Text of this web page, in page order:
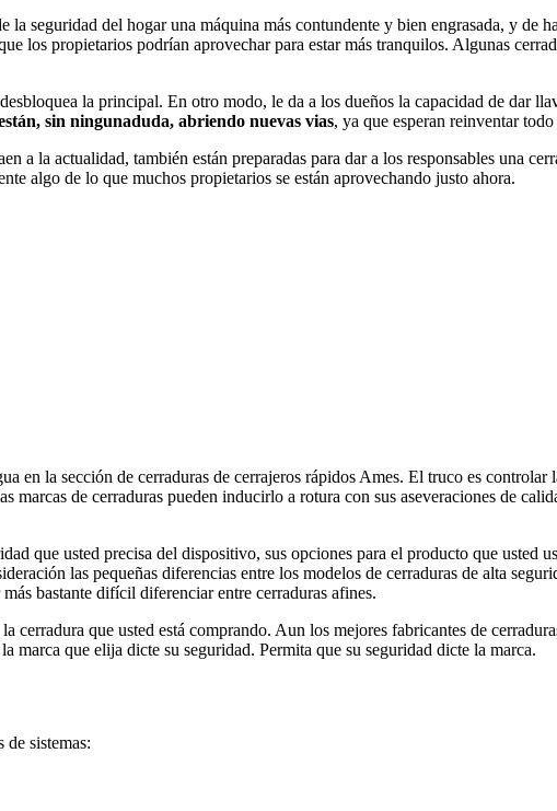
la seguridad del hogar una máquina más contundente y bien engrasada, y de
los propietarios podrían aprovechar para estar más tranquilos. Algunas
la principal. En otro modo, le da a los dueños la capacidad de dar
sin ningunaduda, abriendo nuevas vias, ya que esperan reinventar
a la actualidad, también están preparadas para dar a los responsables una
algo de lo que muchos propietarios se están aprovechando justo ahora.
en la sección de cerraduras de cerrajeros rápidos Ames. El truco es
marcas de cerraduras pueden inducirlo a rotura con sus aseveraciones de
que usted precisa del dispositivo, sus opciones para el producto que usted
las pequeñas diferencias entre los modelos de cerraduras de alta
bastante difícil diferenciar entre cerraduras afines.
cerradura que usted está comprando. Aun los mejores fabricantes de
marca que elija dicte su seguridad. Permita que su seguridad dicte la marca.
de sistemas: